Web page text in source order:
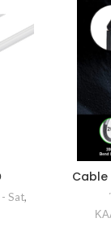
- Sat,
Cable